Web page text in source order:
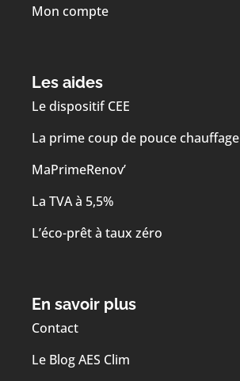
Mon compte
Les aides
Le dispositif CEE
La prime coup de pouce chauffage
MaPrimeRenov’
La TVA à 5,5%
L’éco-prêt à taux zéro
En savoir plus
Contact
Le Blog AES Clim